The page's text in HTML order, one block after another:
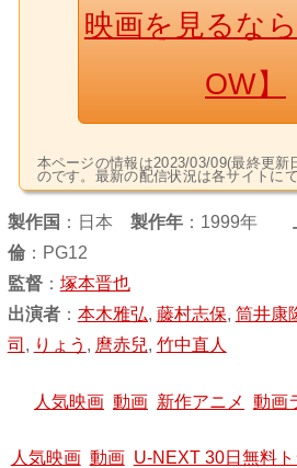
映画を見るな
OW】
本ページの情報は2023/03/09(最終更新
のです。最新の配信状況は各サイトに
製作国 ： 日本 製作年：1999年
倫：PG12
監督： 塚本晋也
出演者： 本木雅弘, 藤村志保, 筒井康
司 , りょう , 麿赤兒, 竹中直人
人気映画 動画 新作アニメ 動画
人気映画 動画 U-NEXT 30日無料